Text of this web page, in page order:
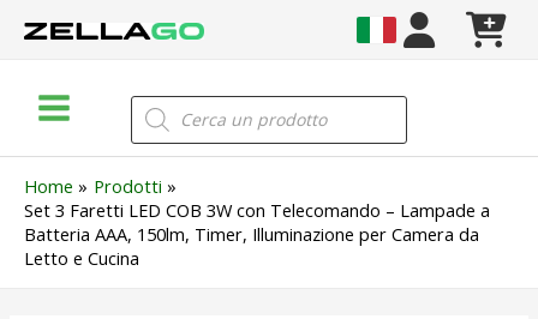
Menu
Products
search
Home
Prodotti
Set 3 Faretti LED COB 3W con Telecomando – Lampade a
Batteria AAA, 150lm, Timer, Illuminazione per Camera da
Letto e Cucina